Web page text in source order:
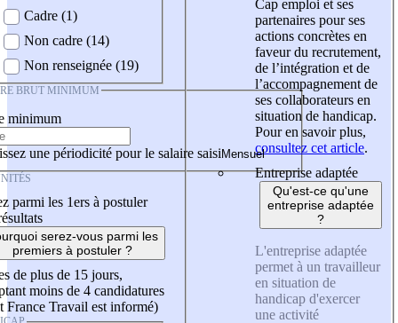
Cadre (1)
Non cadre (14)
Non renseignée (19)
BRUT MINIMUM
minimum
une périodicité pour le salaire saisi
parmi les 1ers à postuler
serez-vous parmi les
premiers à postuler ?
de plus de 15 jours,
moins de 4 candidatures
France Travail est informé)
Cap emploi et ses
partenaires pour ses
actions concrètes en
faveur du recrutement,
de l’intégration et de
l’accompagnement de
ses collaborateurs en
situation de handicap.
Pour en savoir plus,
consultez cet article.
Entreprise adaptée
Qu'est-ce qu'une
entreprise adaptée
?
L'entreprise adaptée
permet à un travailleur
en situation de
handicap d'exercer
une activité